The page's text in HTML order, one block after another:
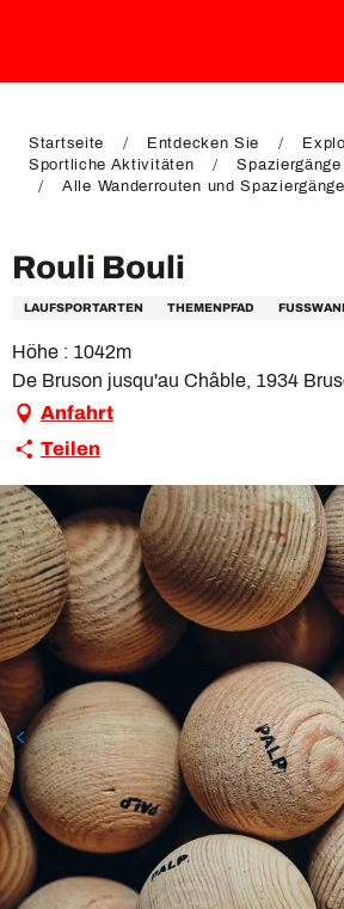
EN
Startseite Entdecken Sie
Sportliche Aktivitäten
Alle Wanderrouten und Spaziergänge
Rouli Bouli
LAUFSPORTARTEN THEMENPFAD
Höhe : 1042m
De Bruson jusqu'au Châble, 1934
Anfahrt
Teilen